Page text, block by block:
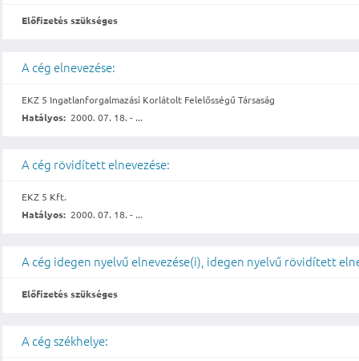
Előfizetés szükséges
A cég elnevezése:
EKZ 5 Ingatlanforgalmazási Korlátolt Felelősségű Társaság
Hatályos: 2000. 07. 18. - ...
A cég rövidített elnevezése:
EKZ 5 Kft.
Hatályos: 2000. 07. 18. - ...
A cég idegen nyelvű elnevezése(i), idegen nyelvű rövidített
Előfizetés szükséges
A cég székhelye: